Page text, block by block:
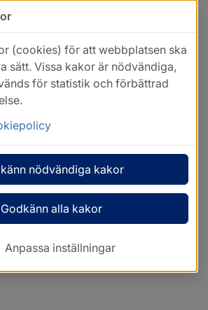
(cookies) för att webbplatsen ska
sätt. Vissa kakor är nödvändiga,
för statistik och förbättrad
nödvändiga kakor
Godkänn alla kakor
Anpassa inställningar